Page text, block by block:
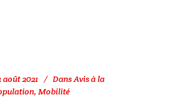
août 2021 DansAvis à la
, Mobilité